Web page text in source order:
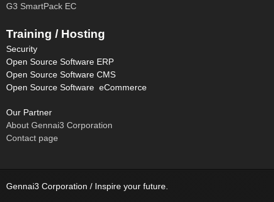
G3 SmartPack EC
Training / Hosting
Security
Open Source Software ERP
Open Source Software CMS
Open Source Software eCommerce
Our Partner
About Gennai3 Corporation
Contact page
Gennai3 Corporation / Inspire your future.